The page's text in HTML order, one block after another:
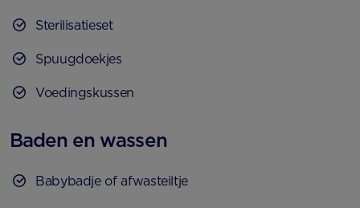
Sterilisatieset
Spuugdoekjes
Voedingskussen
Baden en wassen
Babybadje of afwasteiltje